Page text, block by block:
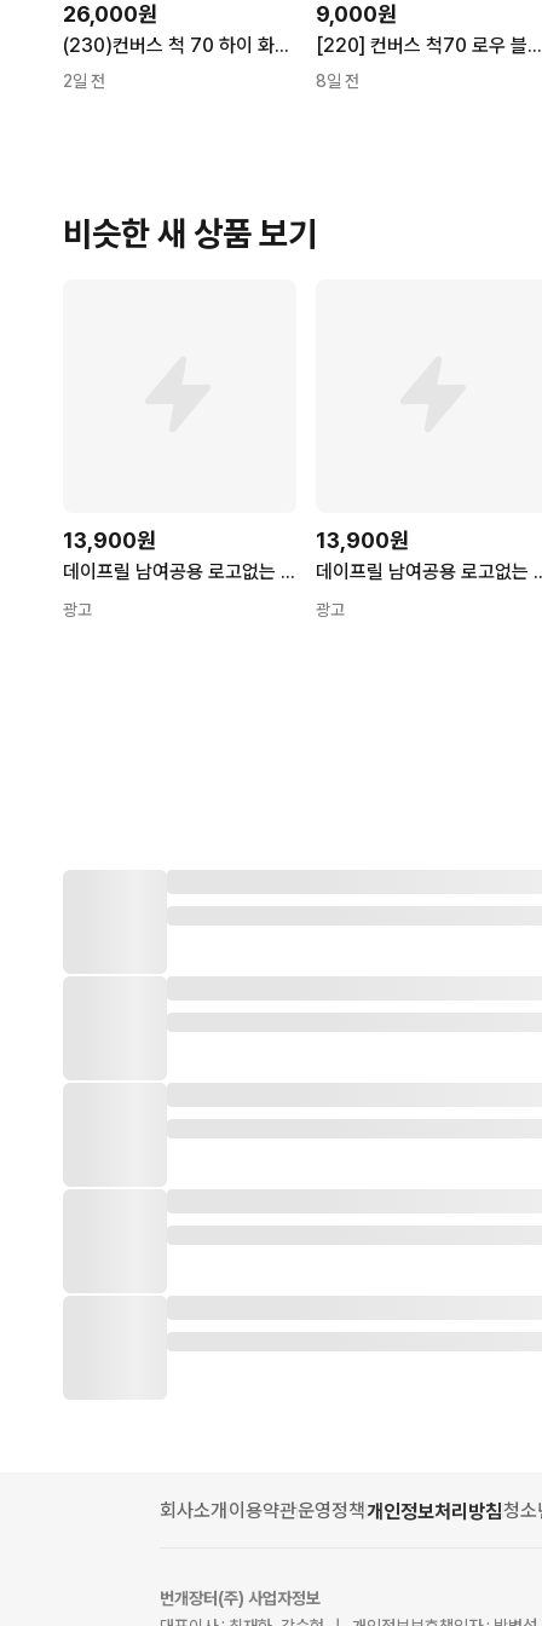
26,000원
(230)컨버스 척 70 하이 화이트 스니커즈
2일 전
9,000원
[220] 컨버스 척70 로우 블루 그레이
8일 전
비슷한 새 상품 보기
13,900원
데이프릴 남여공용 로고없는 심플 캔버스 스니커즈
광고
13,900원
데이프릴 남여
광고
회사소개이용약관운영정책개인정보처리방침청소
번개장터(주) 사업자정보